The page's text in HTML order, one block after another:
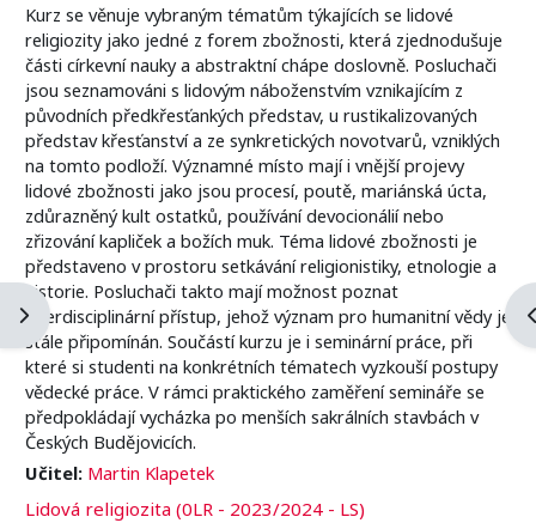
Otevřít panel bloku
Kurz se věnuje vybraným tématům týkajících se lidové
religiozity jako jedné z forem zbožnosti, která zjednodušuje
části církevní nauky a abstraktní chápe doslovně. Posluchači
jsou seznamováni s lidovým náboženstvím vznikajícím z
původních předkřesťankých představ, u rustikalizovaných
představ křesťanství a ze synkretických novotvarů, vzniklých
na tomto podloží. Významné místo mají i vnější projevy
lidové zbožnosti jako jsou procesí, poutě, mariánská úcta,
zdůrazněný kult ostatků, používání devocionálií nebo
zřizování kapliček a božích muk. Téma lidové zbožnosti je
představeno v prostoru setkávání religionistiky, etnologie a
historie. Posluchači takto mají možnost poznat
interdisciplinární přístup, jehož význam pro humanitní vědy je
stále připomínán. Součástí kurzu je i seminární práce, při
které si studenti na konkrétních tématech vyzkouší postupy
vědecké práce. V rámci praktického zaměření semináře se
předpokládají vycházka po menších sakrálních stavbách v
Českých Budějovicích.
Učitel: Martin Klapetek
Lidová religiozita (0LR - 2023/2024 - LS)